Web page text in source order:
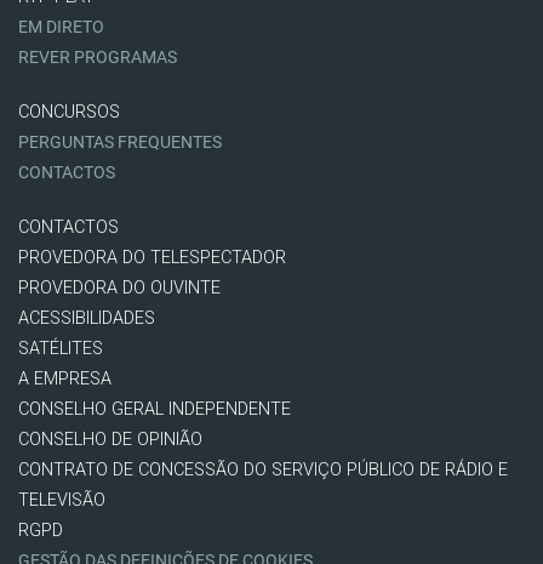
EM DIRETO
REVER PROGRAMAS
CONCURSOS
PERGUNTAS FREQUENTES
CONTACTOS
CONTACTOS
PROVEDORA DO TELESPECTADOR
PROVEDORA DO OUVINTE
ACESSIBILIDADES
SATÉLITES
A EMPRESA
CONSELHO GERAL INDEPENDENTE
CONSELHO DE OPINIÃO
CONTRATO DE CONCESSÃO DO SERVIÇO PÚBLICO DE RÁDIO E
TELEVISÃO
RGPD